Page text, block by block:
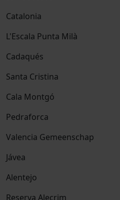
Catalonia
L'Escala Punta Milà
Cadaqués
Santa Cristina
Cala Montgó
Pedraforca
Valencia Gemeenschap
Jávea
Alentejo
Reserva Alecrim